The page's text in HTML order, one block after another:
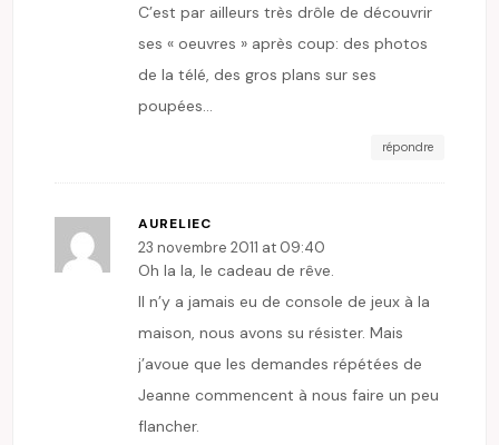
C’est par ailleurs très drôle de découvrir
ses « oeuvres » après coup: des photos
de la télé, des gros plans sur ses
poupées…
répondre
AURELIEC
23 novembre 2011 at 09:40
Oh la la, le cadeau de rêve.
Il n’y a jamais eu de console de jeux à la
maison, nous avons su résister. Mais
j’avoue que les demandes répétées de
Jeanne commencent à nous faire un peu
flancher.